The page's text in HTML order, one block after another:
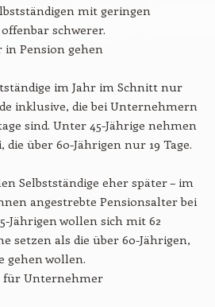
mit geringen
schwerer.
Pension gehen
im Jahr im Schnitt nur
inklusive, die bei Unternehmern
sind. Unter 45-Jährige nehmen
die über 60-Jährigen nur 19 Tage.
Selbstständige eher später – im
angestrebte Pensionsalter bei
Jährigen wollen sich mit 62
setzen als die über 60-Jährigen,
gehen wollen.
für Unternehmer